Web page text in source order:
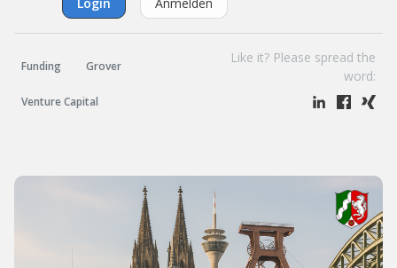
Login Anmelden
Funding Grover
Venture Capital
Like it? Please spread the
word: